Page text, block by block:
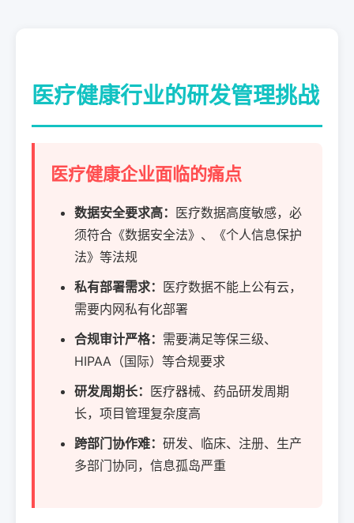
医疗健康行业的研发管理挑战
医疗健康企业面临的痛点
数据安全要求高： 医疗数据高度敏感，必
须符合《数据安全法》、《个人信息保护
法》等法规
私有部署需求： 医疗数据不能上公有云，
需要内网私有化部署
合规审计严格： 需要满足等保三级、
HIPAA（国际）等合规要求
研发周期长： 医疗器械、药品研发周期
长，项目管理复杂度高
跨部门协作难： 研发、临床、注册、生产
多部门协同，信息孤岛严重